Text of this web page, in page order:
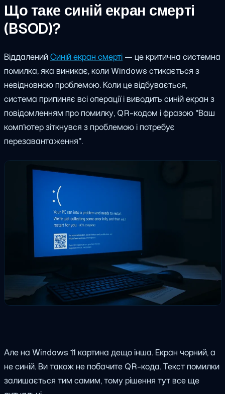
Що таке синій екран смерті
(BSOD)?
ВіддаленийСиній екран смерті — це критична системна
помилка, яка виникає, коли Windows стикається з
невідновною проблемою. Коли це відбувається,
система припиняє всі операції і виводить синій екран з
повідомленням про помилку, QR-кодом і фразою "Ваш
комп'ютер зіткнувся з проблемою і потребує
перезавантаження".
Але на Windows 11 картина дещо інша. Екран чорний, а
не синій. Ви також не побачите QR-кода. Текст помилки
залишається тим самим, тому рішення тут все ще